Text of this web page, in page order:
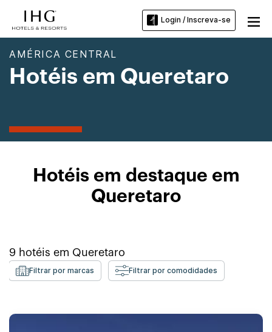
Login / Inscreva-se
AMÉRICA CENTRAL
Hotéis em Queretaro
Hotéis em destaque em
Queretaro
9 hotéis em Queretaro
Filtrar por marcas Filtrar por comodidades